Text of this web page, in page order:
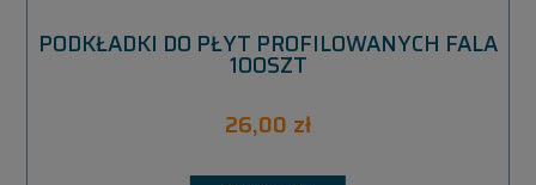
PODKŁADKI DO PŁYT PROFILOWANYCH FALA
100SZT
26,00 zł